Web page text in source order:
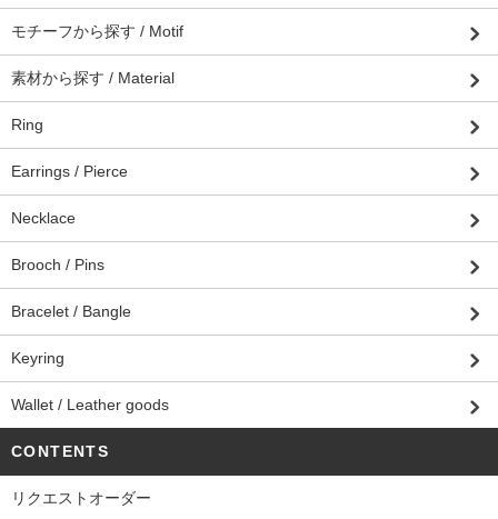
モチーフから探す / Motif
素材から探す / Material
Ring
Earrings / Pierce
Necklace
Brooch / Pins
Bracelet / Bangle
Keyring
Wallet / Leather goods
CONTENTS
リクエストオーダー